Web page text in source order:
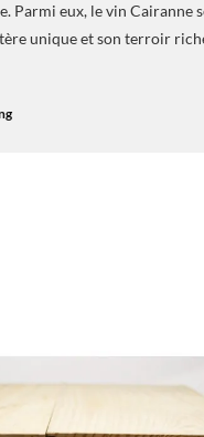
Parmi eux, le vin Cairanne
unique et son terroir